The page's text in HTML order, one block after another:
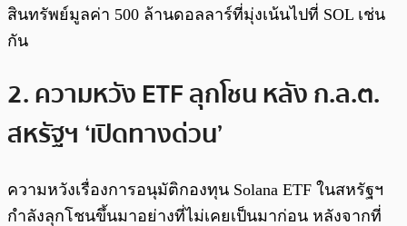
สินทรัพย์มูลค่า 500 ล้านดอลลาร์ที่มุ่งเน้นไปที่ SOL เช่น
กัน
2. ความหวัง ETF ลุกโชน หลัง ก.ล.ต.
สหรัฐฯ ‘เปิดทางด่วน’
ความหวังเรื่องการอนุมัติกองทุน Solana ETF ในสหรัฐฯ
กำลังลุกโชนขึ้นมาอย่างที่ไม่เคยเป็นมาก่อน หลังจากที่